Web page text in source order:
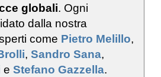
globali. Ogni
dalla nostra
come Pietro Melillo,
, Sandro Sana,
e Stefano Gazzella.